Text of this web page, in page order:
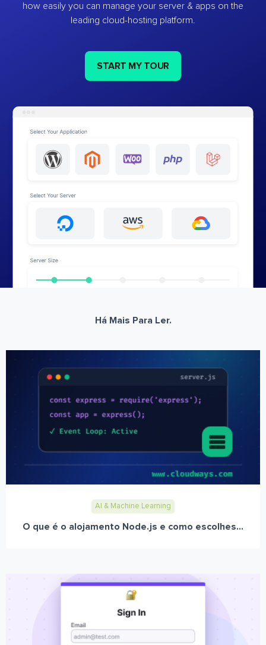
how easily you can manage your server & apps on the
leading cloud-hosting platform.
START MY TOUR
Há Mais Para Ler.
AI & Machine Learning
O que é o alojamento Node.js e como escolhes...